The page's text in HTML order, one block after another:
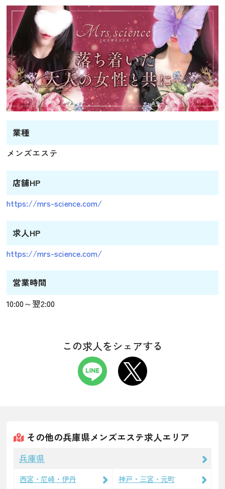
業種
メンズエステ
店舗HP
https://mrs-science.com/
求人HP
https://mrs-science.com/
営業時間
10:00～翌2:00
この求人をシェアする
その他の兵庫県メンズエステ求人エリア
兵庫県
西宮・尼崎・伊丹 神戸・三宮・元町